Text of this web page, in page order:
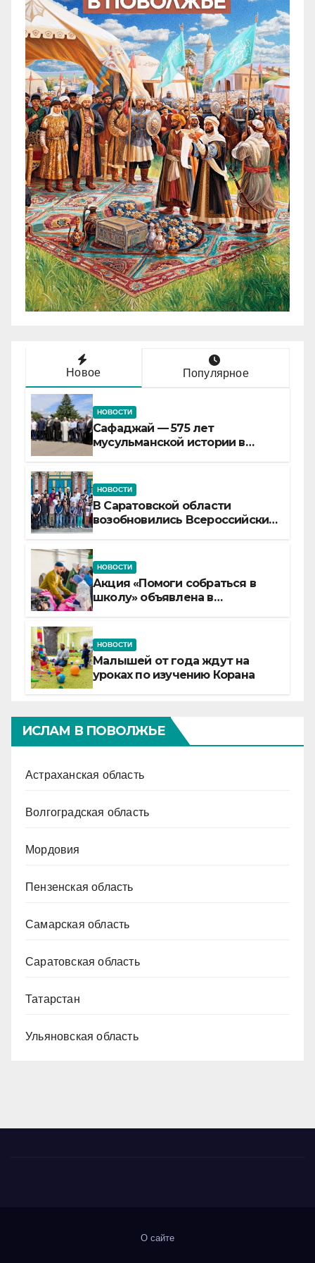
Новое Популярное
НОВОСТИ
Сафаджай — 575 лет
мусульманской истории в
НОВОСТИ
В Саратовской области
возобновились Всероссийские
НОВОСТИ
Акция «Помоги собраться в
школу» объявлена в
НОВОСТИ
Малышей от года ждут на
уроках по изучению Корана
ИСЛАМ В ПОВОЛЖЬЕ
Астраханская область
Волгоградская область
Мордовия
Пензенская область
Самарская область
Саратовская область
Татарстан
Ульяновская область
О сайте